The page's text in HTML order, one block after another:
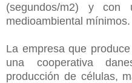
(segundos/m2) y con
medioambiental mínimos.
La empresa que
una cooperativa
producción de células,